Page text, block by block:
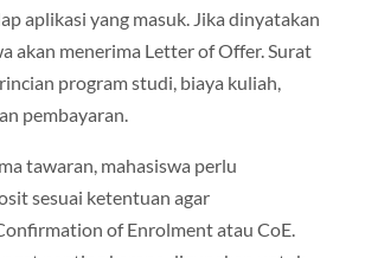
aplikasi yang masuk. Jika dinyatakan
akan menerima Letter of Offer. Surat
program studi, biaya kuliah,
pembayaran.
tawaran, mahasiswa perlu
sesuai ketentuan agar
of Enrolment atau CoE.